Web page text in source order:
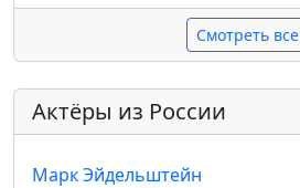
Смотреть все
Актёры из России
Марк Эйдельштейн